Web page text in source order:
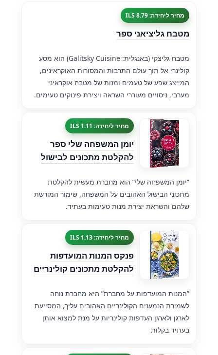
מחיר ליחידה: 8.79 ILS
מטבח גליציאני ספר
מטבח גליצקי (באנגלית: Galitsky Cuisine) הוא מסע
קולינרי אל תוך עולם התרבות והמסורות האוקראינים,
המייצג שפע של טעמים ומנות של מטבח אוקראיני
מערבי, ניסויים מעוררי השראה ויצירת פינוקים טעימים.
מחיר ליחידה: 1.11 ILS
יומן המשפחה שלי ספר
להקלטת מתכונים לבישול
”יומן המשפחה שלי” הוא מחברת מעשית להקלטת
מתכוני הבישול האהובים על המשפחה, שימור המורשת
שלהם והשראת יצירת מנות טעימות בעתיד.
מחיר ליחידה: 1.13 ILS
פנקס המנות המועדפות
להקלטת מתכונים קולינריים
”המנות המועדפות על מחברת” היא מחברת נוחה
לשמירת הנמענים הקולינריים האהובים עליך, המסייעת
לארגן ולארגן העדפות קולינריות על מנת למצוא אותן
בעתיד בקלות